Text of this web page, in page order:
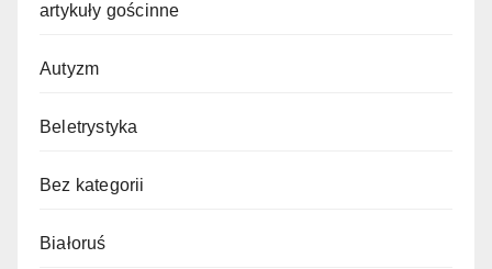
artykuły gościnne
Autyzm
Beletrystyka
Bez kategorii
Białoruś